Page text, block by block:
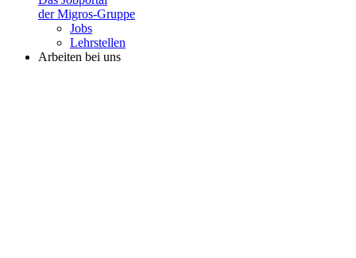
der Migros-Gruppe
Jobs
Lehrstellen
Arbeiten bei uns